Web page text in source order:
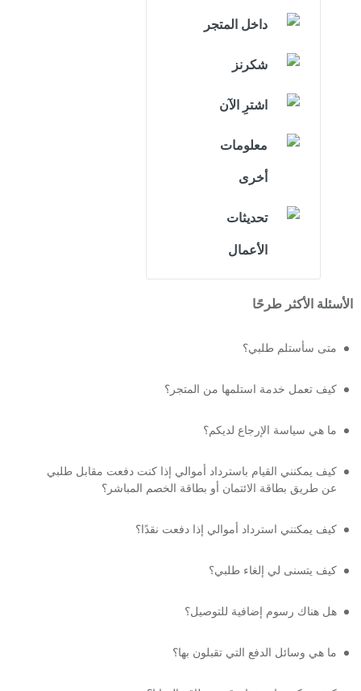
داخل المتجر
شكرنز
اشترِ الآن
معلومات
أخرى
تحديثات
الأعمال
الأسئلة الأكثر طرحًا
متى سأستلم طلبي؟
كيف تعمل خدمة استلمها من المتجر؟
ما هي سياسة الإرجاع لديكم؟
كيف يمكنني القيام باسترداد أموالي إذا كنت دفعت مقابل طلبي
عن طريق بطاقة الائتمان أو بطاقة الخصم المباشر؟
كيف يمكنني استرداد أموالي إذا دفعت نقدًا؟
كيف يتسنى لي إلغاء طلبي؟
هل هناك رسوم إضافية للتوصيل؟
ما هي وسائل الدفع التي تقبلون بها؟